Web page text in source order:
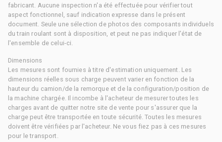
fabricant. Aucune inspection n'a été effectuée pour vérifier tout
aspect fonctionnel, sauf indication expresse dans le présent
document. Seule une sélection de photos des composants individuels
du train roulant sont à disposition, et peut ne pas indiquer l'état de
l'ensemble de celui-ci.
Dimensions
Les mesures sont fournies à titre d'estimation uniquement. Les
dimensions réelles sous charge peuvent varier en fonction de la
hauteur du camion/de la remorque et de la configuration/position de
la machine chargée. Il incombe à l'acheteur de mesurer toutes les
charges avant de quitter notre site de vente pour s'assurer que la
charge peut être transportée en toute sécurité. Toutes les mesures
doivent être vérifiées par l'acheteur. Ne vous fiez pas à ces mesures
pour le transport.